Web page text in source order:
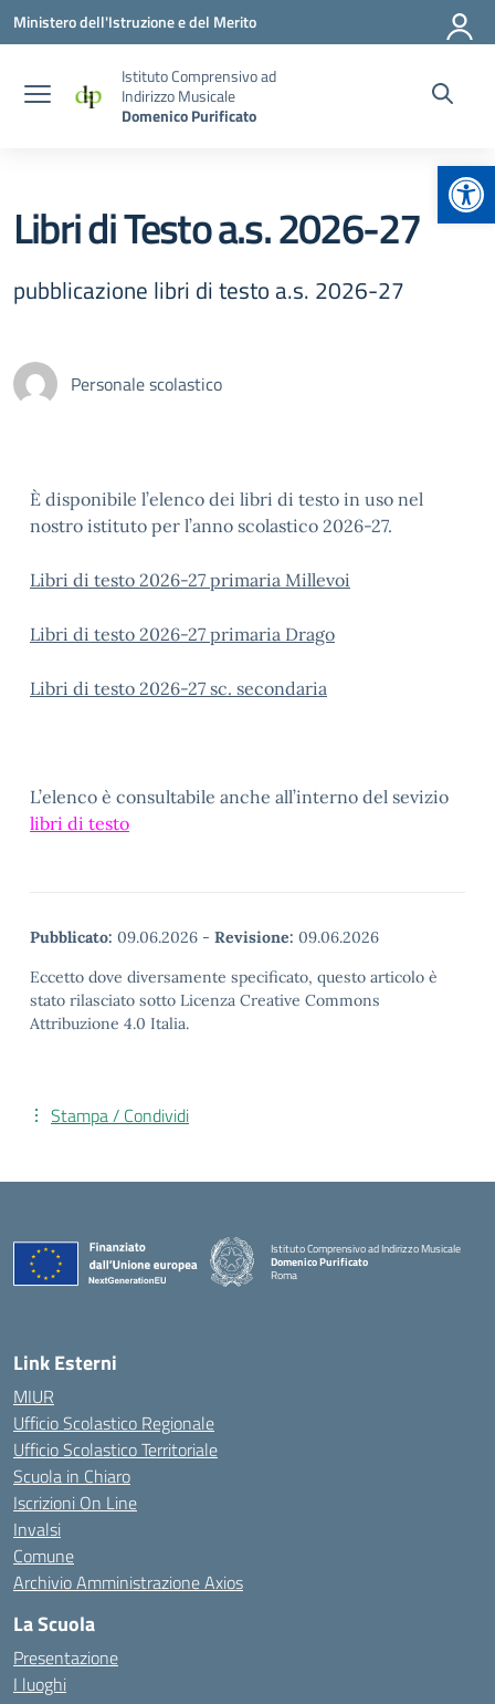
Vai ai contenuti
Vai al menu di navigazione
Vai al footer
Ministero dell'Istruzione e del Merito
Istituto Comprensivo ad
Indirizzo Musicale
Domenico Purificato
Libri di Testo a.s. 2026-27
pubblicazione libri di testo a.s. 2026-27
Personale scolastico
È disponibile l’elenco dei libri di testo in uso nel
nostro istituto per l’anno scolastico 2026-27.
Libri di testo 2026-27 primaria Millevoi
Libri di testo 2026-27 primaria Drago
Libri di testo 2026-27 sc. secondaria
L’elenco è consultabile anche all’interno del sevizio
libri di testo
Pubblicato: 09.06.2026 - Revisione: 09.06.2026
Eccetto dove diversamente specificato, questo articolo è
stato rilasciato sotto Licenza Creative Commons
Attribuzione 4.0 Italia.
Stampa / Condividi
Istituto Comprensivo ad Indirizzo Musicale
Domenico Purificato
Roma
Link Esterni
MIUR
Ufficio Scolastico Regionale
Ufficio Scolastico Territoriale
Scuola in Chiaro
Iscrizioni On Line
Invalsi
Comune
Archivio Amministrazione Axios
La Scuola
Presentazione
I luoghi